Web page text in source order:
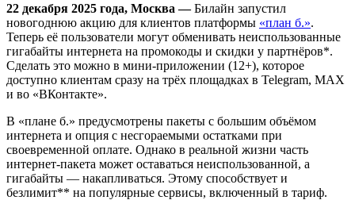
22 декабря 2025 года, Москва —Билайн запустил
новогоднюю акцию для клиентов платформы «план б.».
Теперь её пользователи могут обменивать неиспользованные
гигабайты интернета на промокоды и скидки у партнёров*.
Сделать это можно в мини-приложении (12+), которое
доступно клиентам сразу на трёх площадках в Telegram, MAX
и во «ВКонтакте».
В «плане б.» предусмотрены пакеты с большим объёмом
интернета и опция с несгораемыми остатками при
своевременной оплате. Однако в реальной жизни часть
интернет-пакета может оставаться неиспользованной, а
гигабайты — накапливаться. Этому способствует и
безлимит** на популярные сервисы, включенный в тариф.